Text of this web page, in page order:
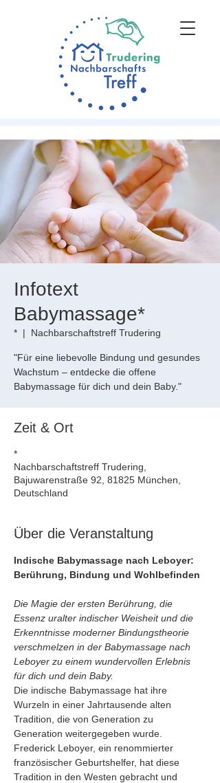
Infotext
Babymassage*
*
  |
Nachbarschaftstreff Trudering
"Für eine liebevolle Bindung und gesundes
Wachstum – entdecke die offene
Babymassage für dich und dein Baby."
Zeit & Ort
*
Nachbarschaftstreff Trudering,
Bajuwarenstraße 92, 81825 München,
Deutschland
Über die Veranstaltung
Indische Babymassage nach Leboyer:
Berührung, Bindung und Wohlbefinden
Die Magie der ersten Berührung, die
Essenz uralter indischer Weisheit und die
Erkenntnisse moderner Bindungstheorie
verschmelzen in der Babymassage nach
Leboyer zu einem wundervollen Erlebnis
für dich und dein Baby.
Die indische Babymassage hat ihre
Wurzeln in einer Jahrtausende alten
Tradition, die von Generation zu
Generation weitergegeben wurde.
Frederick Leboyer, ein renommierter
französischer Geburtshelfer, hat diese
Tradition in den Westen gebracht und